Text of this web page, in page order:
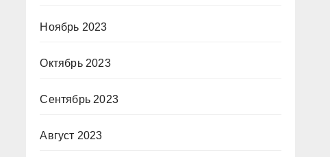
Ноябрь 2023
Октябрь 2023
Сентябрь 2023
Август 2023